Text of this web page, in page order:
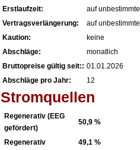
Erstlaufzeit:
auf
Vertragsverlängerung:
auf
Kaution:
keine
Abschläge:
monatlich
Bruttopreise gültig seit:: 01.01.2026
Abschläge pro Jahr:
12
Stromquellen
Regenerativ (EEG
gefördert)
50,9 %
Regenerativ
49,1 %